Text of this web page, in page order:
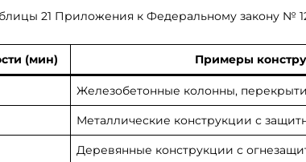
21 Приложения к Федеральному закону №
(мин) Примеры
Железобетонные колонны,
Металлические конструкции с
Деревянные конструкции с